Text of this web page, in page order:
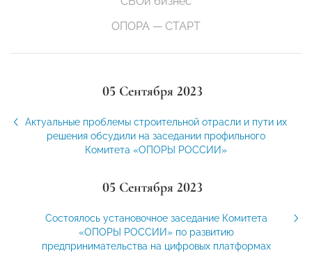
ОПОРА — СТАРТ
05 Сентября 2023
Актуальные проблемы строительной отрасли и пути их
решения обсудили на заседании профильного
Комитета «ОПОРЫ РОССИИ»
05 Сентября 2023
Состоялось установочное заседание Комитета
«ОПОРЫ РОССИИ» по развитию
предпринимательства на цифровых платформах